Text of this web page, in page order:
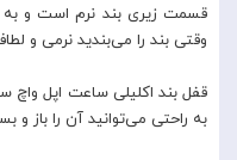
قسمت زیری بند نرم است و
وقتی بند را می‌بندید نرمی و
قفل بند اکلیلی ساعت اپل
به راحتی می‌توانید آن را باز و